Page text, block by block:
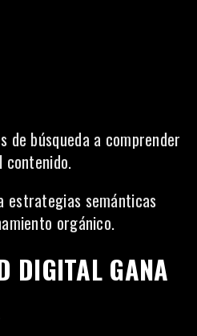
de búsqueda a comprender
contenido.
estrategias semánticas
orgánico.
DIGITAL GANA